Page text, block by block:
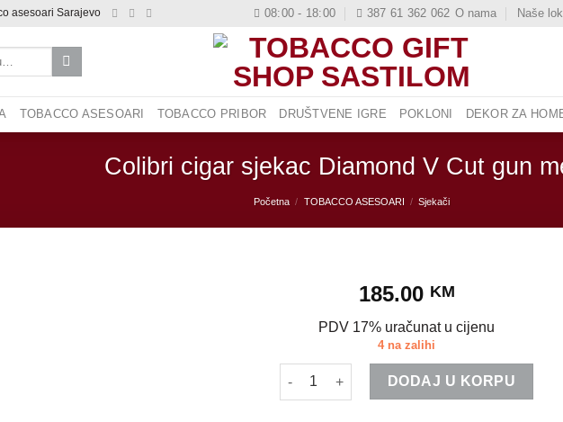
asesoari Sarajevo 08:00 - 18:00 387 61 362 062 O nama Naše
TOBACCO ASESOARI TOBACCO PRIBOR DRUŠTVENE IGRE POKLONI DEKOR ZA
Colibri cigar sjekac Diamond V Cut gun
Početna / TOBACCO ASESOARI / Sjekači
185.00 KM
PDV 17% uračunat u cijenu
4 na zalihi
Colibri cigar sjekac Diamond V Cut gun metal
DODAJ U KORPU